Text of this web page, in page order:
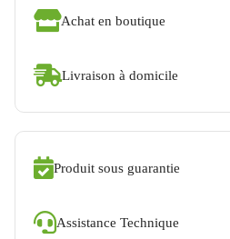
Achat en boutique
Livraison à domicile
Produit sous guarantie
Assistance Technique